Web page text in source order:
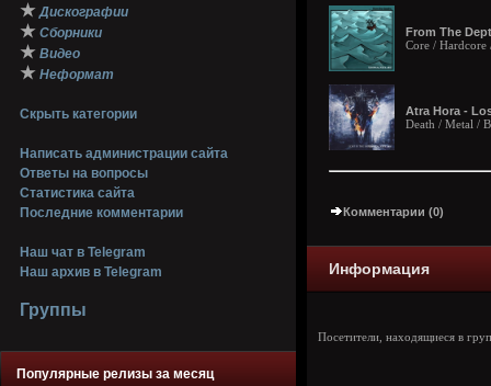
★ Дискографии
★ Сборники
★ Видео
★ Неформат
Скрыть категории
Написать администрации сайта
Ответы на вопросы
Статистика сайта
Последние комментарии
Наш чат в Telegram
Наш архив в Telegram
Группы
Популярные релизы за месяц
From The
Core / Hardcore
Atra Hora -
Death / Metal /
Комментарии (0)
Информация
Посетители, находящиеся в